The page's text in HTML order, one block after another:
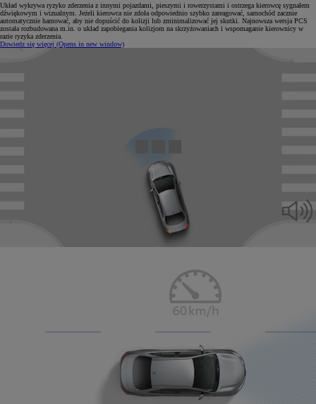
Układ wykrywa ryzyko zderzenia z innymi pojazdami, pieszymi i rowerzystami i ostrzega kierowcę sygnałem
dźwiękowym i wizualnym. Jeżeli kierowca nie zdoła odpowiednio szybko zareagować, samochód zacznie
automatycznie hamować, aby nie dopuścić do kolizji lub zminimalizować jej skutki. Najnowsza wersja PCS
została rozbudowana m.in. o układ zapobiegania kolizjom na skrzyżowaniach i wspomaganie kierownicy w
razie ryzyka zderzenia.
Dowiedz się więcej (Opens in new window)
0:04 / 0:15